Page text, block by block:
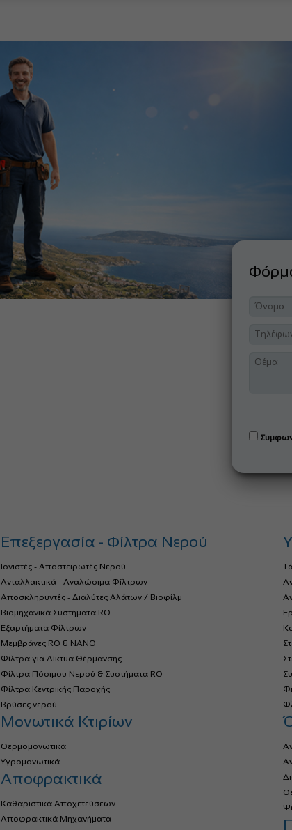
Επεξεργασία - Φίλτρα Νερού
Ιονιστές - Αποστειρωτές Νερού
Ανταλλακτικά - Αναλώσιμα Φίλτρων
Αποσκληρυντές - Διαλύτες Αλάτων / Βιοφίλμ
Βιομηχανικά Συστήματα RO
Εξαρτήματα Φίλτρων
Μεμβράνες RO & NANO
Φίλτρα για Δίκτυα Θέρμανσης
Φίλτρα Πόσιμου Νερού & Συστήματα RO
Φίλτρα Κεντρικής Παροχής
Βρύσες νερού
Μονωτικά Κτιρίων
Θερμομονωτικά
Υγρομονωτικά
Αποφρακτικά
Καθαριστικά Αποχετεύσεων
Αποφρακτικά Μηχανήματα